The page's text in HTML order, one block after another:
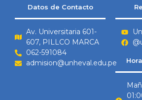
Datos de Contacto
Av. Universitaria 601-
607, PILLCO MARCA
062-591084
admision@unheval.edu.pe